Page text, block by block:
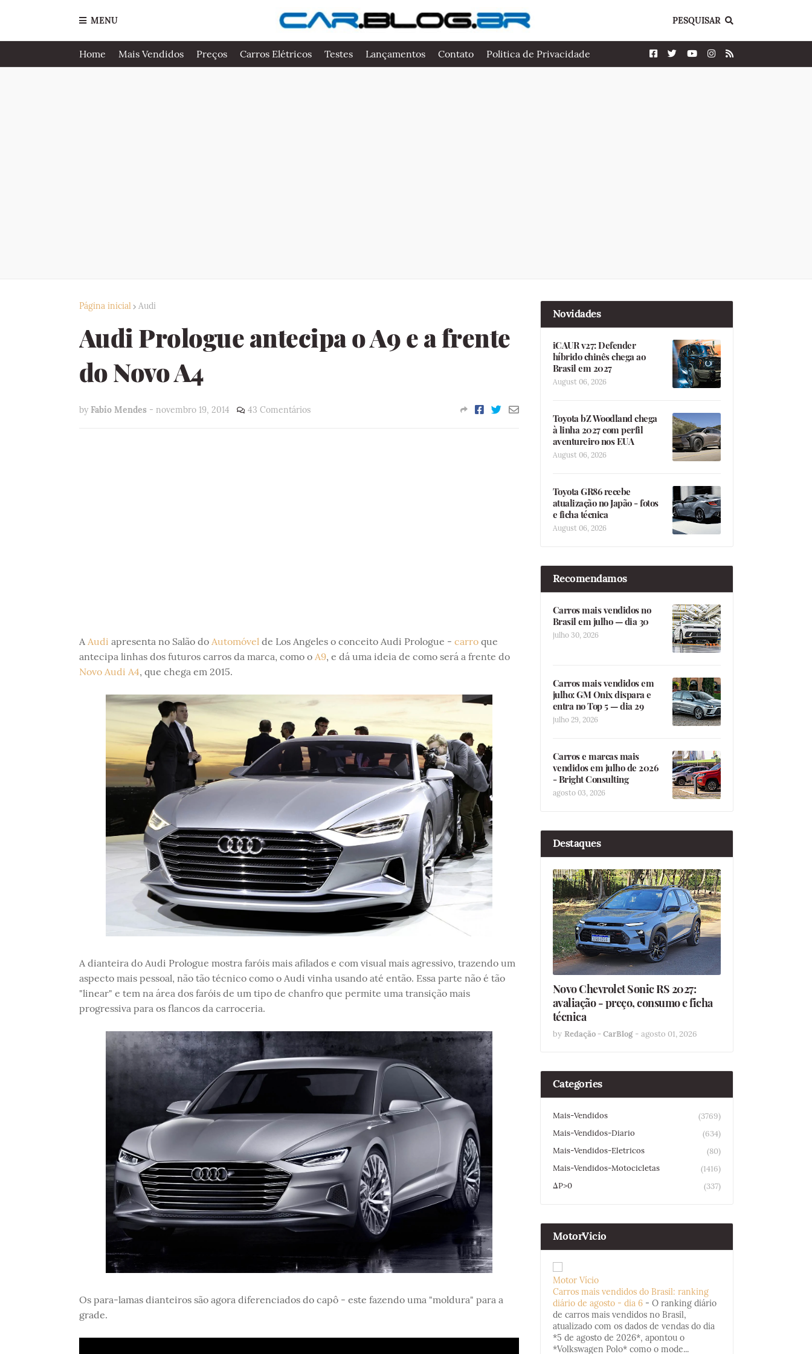
MENU PESQUISAR
Home Mais Vendidos Preços Carros Elétricos Testes Lançamentos Contato Politica de Privacidade
Página inicial Audi
Audi Prologue antecipa o A9 e a frente
do Novo A4
by Fabio Mendes - novembro 19, 2014 43 Comentários
A Audi apresenta no Salão do Automóvelde Los Angeles o conceito Audi Prologue - carroque
antecipa linhas dos futuros carros da marca, como o A9, e dá uma ideia de como será a frente do
Novo Audi A4, que chega em 2015.
A dianteira do Audi Prologue mostra faróis mais afilados e com visual mais agressivo, trazendo um
aspecto mais pessoal, não tão técnico como o Audi vinha usando até então. Essa parte não é tão
"linear" e tem na área dos faróis de um tipo de chanfro que permite uma transição mais
progressiva para os flancos da carroceria.
Os para-lamas dianteiros são agora diferenciados do capô - este fazendo uma "moldura" para a
grade.
Novidades
iCAUR v27: Defender
híbrido chinês chega ao
Brasil em 2027
August 06, 2026
Toyota bZ Woodland chega
à linha 2027 com perfil
aventureiro nos EUA
August 06, 2026
Toyota GR86 recebe
atualização no Japão - fotos
e ficha técnica
August 06, 2026
Recomendamos
Carros mais vendidos no
Brasil em julho — dia 30
julho 30, 2026
Carros mais vendidos em
julho: GM Onix dispara e
entra no Top 5 — dia 29
julho 29, 2026
Carros e marcas mais
vendidos em julho de 2026
- Bright Consulting
agosto 03, 2026
Destaques
Novo Chevrolet Sonic RS 2027:
avaliação - preço, consumo e ficha
técnica
by Redação - CarBlog - agosto 01, 2026
Categories
Mais-Vendidos
(3769)
Mais-Vendidos-Diario
(634)
Mais-Vendidos-Eletricos
(80)
Mais-Vendidos-Motocicletas
(1416)
ΔP>0
(337)
MotorVicio
Motor Vício
Carros mais vendidos do Brasil: ranking
diário de agosto - dia 6 - O ranking diário
de carros mais vendidos no Brasil,
atualizado com os dados de vendas do dia
*5 de agosto de 2026*, apontou o
*Volkswagen Polo* como o mode...